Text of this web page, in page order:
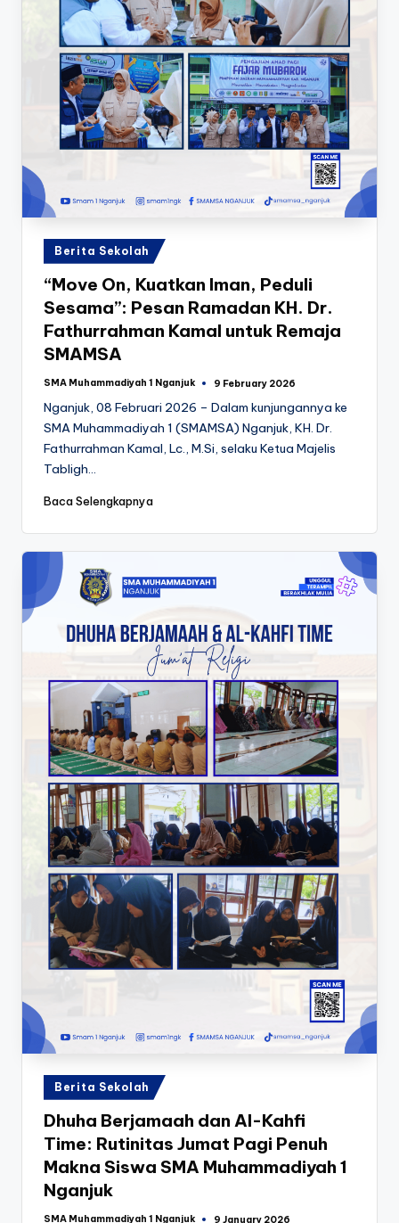
Posted
in
Berita Sekolah
“Move On, Kuatkan Iman, Peduli
Sesama”: Pesan Ramadan KH. Dr.
Fathurrahman Kamal untuk Remaja
SMAMSA
Posted
SMA Muhammadiyah 1 Nganjuk 9 February 2026
Nganjuk, 08 Februari 2026 – Dalam kunjungannya ke
SMA Muhammadiyah 1 (SMAMSA) Nganjuk, KH. Dr.
Fathurrahman Kamal, Lc., M.Si, selaku Ketua Majelis
Tabligh…
Baca Selengkapnya
Posted
in
Berita Sekolah
Dhuha Berjamaah dan Al-Kahfi
Time: Rutinitas Jumat Pagi Penuh
Makna Siswa SMA Muhammadiyah 1
Nganjuk
SMA Muhammadiyah 1 Nganjuk 9 January 2026